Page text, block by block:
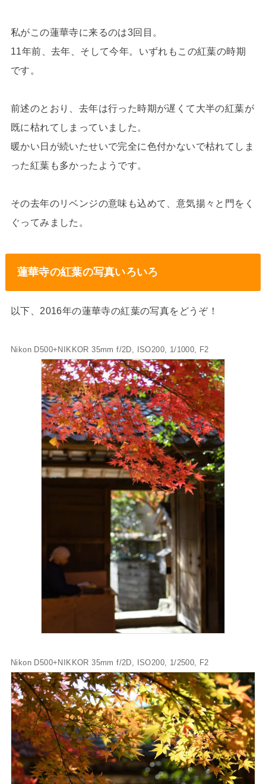
私がこの蓮華寺に来るのは3回目。
11年前、去年、そして今年。いずれもこの紅葉の時期
です。
前述のとおり、去年は行った時期が遅くて大半の紅葉が
既に枯れてしまっていました。
暖かい日が続いたせいで完全に色付かないで枯れてしま
った紅葉も多かったようです。
その去年のリベンジの意味も込めて、意気揚々と門をく
ぐってみました。
蓮華寺の紅葉の写真いろいろ
以下、2016年の蓮華寺の紅葉の写真をどうぞ！
Nikon D500+NIKKOR 35mm f/2D, ISO200, 1/1000, F2
Nikon D500+NIKKOR 35mm f/2D, ISO200, 1/2500, F2